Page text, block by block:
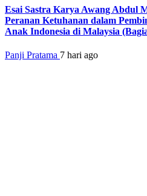
Esai Sastra Karya Awang Abdul
Peranan Ketuhanan dalam
Anak Indonesia di Malaysia
Panji Pratama 7 hari ago